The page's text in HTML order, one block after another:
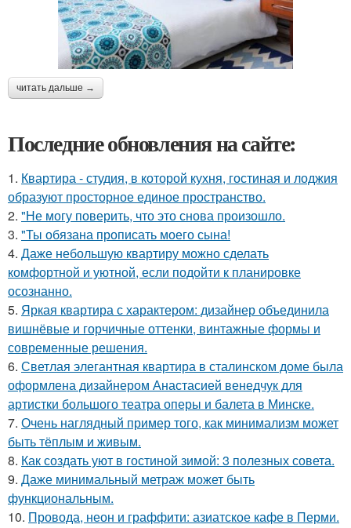
читать дальше →
Последние обновления на сайте:
1. Квартира - студия, в которой кухня, гостиная и лоджия
образуют просторное единое пространство.
2. "Не могу поверить, что это снова произошло.
3. "Ты обязана прописать моего сына!
4. Даже небольшую квартиру можно сделать
комфортной и уютной, если подойти к планировке
осознанно.
5. Яркая квартира с характером: дизайнер объединила
вишнёвые и горчичные оттенки, винтажные формы и
современные решения.
6. Светлая элегантная квартира в сталинском доме была
оформлена дизайнером Анастасией венедчук для
артистки большого театра оперы и балета в Минске.
7. Очень наглядный пример того, как минимализм может
быть тёплым и живым.
8. Как создать уют в гостиной зимой: 3 полезных совета.
9. Даже минимальный метраж может быть
функциональным.
10. Провода, неон и граффити: азиатское кафе в Перми.